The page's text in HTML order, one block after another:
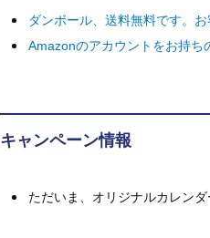
ダンボール、送料無料です。
Amazonのアカウントをお持ち
キャンペーン情報
ただいま、オリジナルカレン